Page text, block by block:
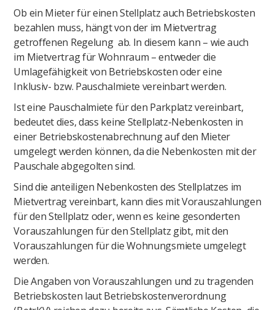
Ob ein Mieter für einen Stellplatz auch Betriebskosten
bezahlen muss, hängt von der im Mietvertrag
getroffenen Regelung ab. In diesem kann – wie auch
im Mietvertrag für Wohnraum – entweder die
Umlagefähigkeit von Betriebskosten oder eine
Inklusiv- bzw. Pauschalmiete vereinbart werden.
Ist eine Pauschalmiete für den Parkplatz vereinbart,
bedeutet dies, dass keine Stellplatz-Nebenkosten in
einer Betriebskostenabrechnung auf den Mieter
umgelegt werden können, da die Nebenkosten mit der
Pauschale abgegolten sind.
Sind die anteiligen Nebenkosten des Stellplatzes im
Mietvertrag vereinbart, kann dies mit Vorauszahlungen
für den Stellplatz oder, wenn es keine gesonderten
Vorauszahlungen für den Stellplatz gibt, mit den
Vorauszahlungen für die Wohnungsmiete umgelegt
werden.
Die Angaben von Vorauszahlungen und zu tragenden
Betriebskosten laut Betriebskostenverordnung